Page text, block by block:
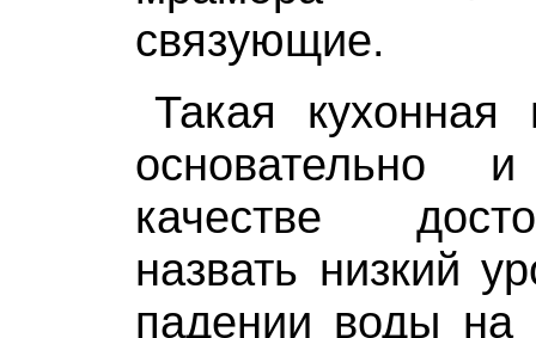
связующие.
Такая кухонная
основательно
качестве
назвать низкий
падении воды на